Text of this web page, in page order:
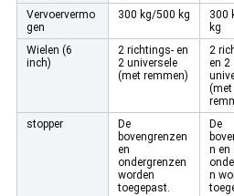
Vervoervermo
gen
300 kg/500 kg
300
kg
Wielen (6
inch)
2 richtings- en
2 universele
(met remmen)
2
en 2
(met
stopper
De
bovengrenzen
en
ondergrenzen
worden
toegepast.
De
n en
n